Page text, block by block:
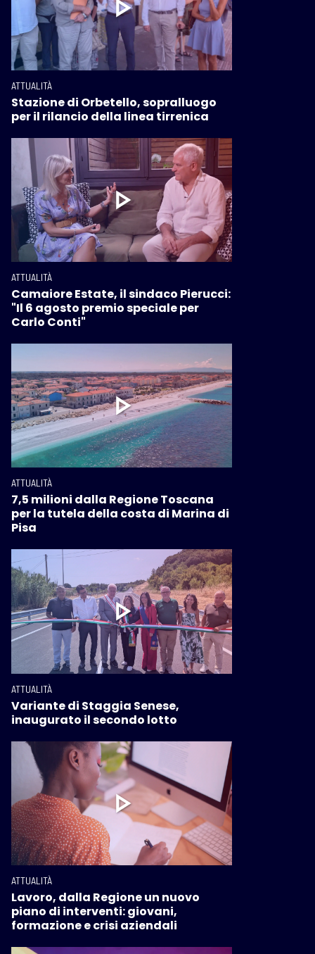
ATTUALITÀ
Stazione di Orbetello, sopralluogo
per il rilancio della linea tirrenica
ATTUALITÀ
Camaiore Estate, il sindaco Pierucci:
"Il 6 agosto premio speciale per
Carlo Conti"
ATTUALITÀ
7,5 milioni dalla Regione Toscana
per la tutela della costa di Marina di
Pisa
ATTUALITÀ
Variante di Staggia Senese,
inaugurato il secondo lotto
ATTUALITÀ
Lavoro, dalla Regione un nuovo
piano di interventi: giovani,
formazione e crisi aziendali